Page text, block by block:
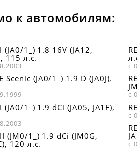
MAHLE LAK593
TOPRAN 700266
к автомобилям:
I (JA0/1_) 1.8 16V (JA12,
115 л.с.
Scenic (JA0/1_) 1.9 D (JA0J),
(JA0/1_) 1.9 dCi (JA05, JA1F),
II (JM0/1_) 1.9 dCi (JM0G,
120 л.с.
с
с
с
с